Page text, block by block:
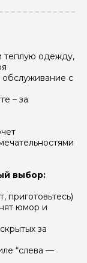
теплую одежду,
обслуживание с
– за
выбор:
приготовьтесь)
юмор и
за
“слева —